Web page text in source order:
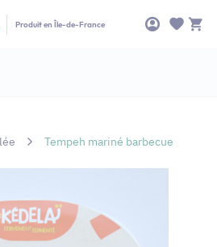
Produit en Île-de-France
Tempeh mariné barbecue